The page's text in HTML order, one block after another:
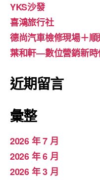
YKS沙發
喜鴻旅行社
德尚汽車檢修現場＋
葉和軒—數位營銷新時
近期留言
彙整
2026 年 7 月
2026 年 6 月
2026 年 3 月